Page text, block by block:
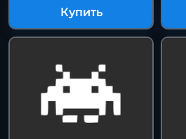
Купить